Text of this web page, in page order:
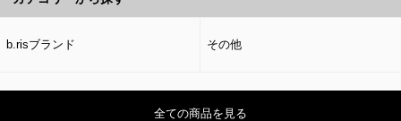
b.risブランド その他
全ての商品を見る